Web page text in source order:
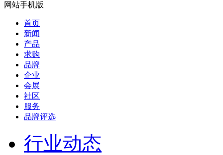
网站手机版
首页
新闻
产品
求购
品牌
企业
会展
社区
服务
品牌评选
行业动态